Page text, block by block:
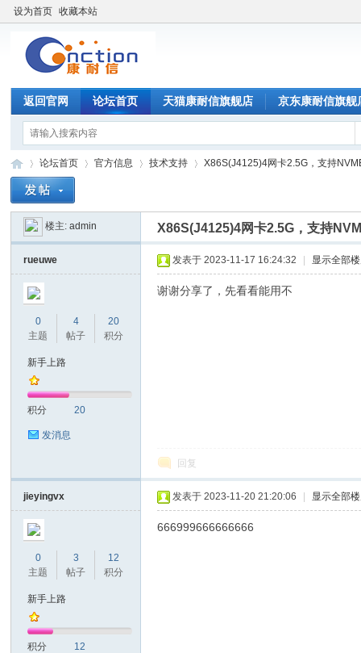
设为首页 收藏本站
返回官网 论坛首页 天猫康耐信旗舰店 京东康耐信旗舰
»
论坛首页
›
官方信息 技术支持
›
X86S(J4125)4网卡2.5G，支持
楼主:admin X86S(J4125)4网卡2.5G，支持
rueuwe
0
主题
4
帖子
20
积分
新手上路
积分 20
发消息
发表于 2023-11-17 16:24:32 显示全部
谢谢分享了，先看看能用不
回复
jieyingvx
0
主题
3
帖子
12
积分
新手上路
积分 12
发表于 2023-11-20 21:20:06 显示全部
666999666666666